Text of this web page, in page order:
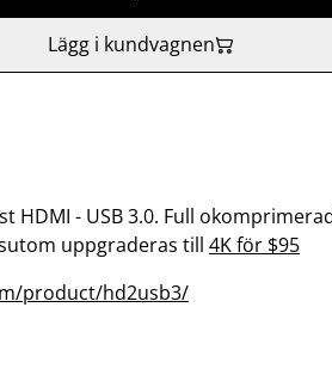
Lägg i kundvagnen
HDMI - USB 3.0. Full okomprimerad
uppgraderas till 4K för $95
product/hd2usb3/